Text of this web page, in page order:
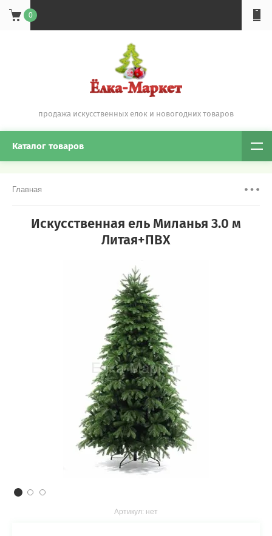
0
продажа искусственных елок и новогодних товаров
Каталог товаров
Главная
Искусственная ель Миланья 3.0 м
Литая+ПВХ
Артикул: нет